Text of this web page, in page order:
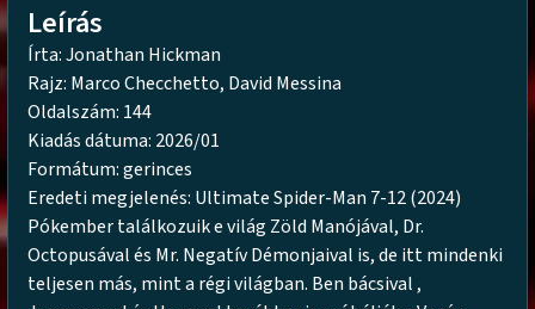
Leírás
Írta: Jonathan Hickman
Rajz: Marco Checchetto, David Messina
Oldalszám: 144
Kiadás dátuma: 2026/01
Formátum: gerinces
Eredeti megjelenés: Ultimate Spider-Man 7-12 (2024)
Pókember találkozuik e világ Zöld Manójával, Dr.
Octopusával és Mr. Negatív Démonjaival is, de itt mindenki
teljesen más, mint a régi világban. Ben bácsival ,